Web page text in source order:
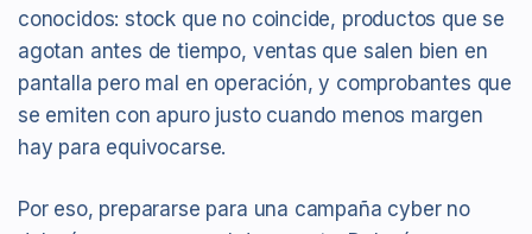
conocidos: stock que no coincide, productos que se
agotan antes de tiempo, ventas que salen bien en
pantalla pero mal en operación, y comprobantes que
se emiten con apuro justo cuando menos margen
hay para equivocarse.
Por eso, prepararse para una campaña cyber no